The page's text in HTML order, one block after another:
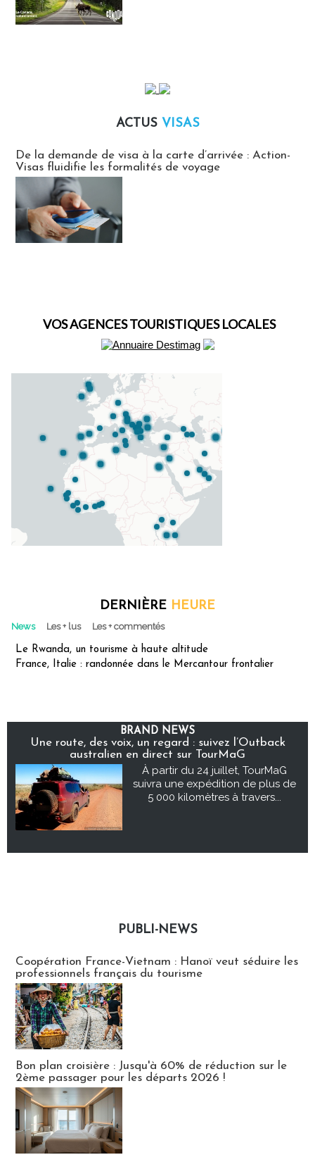
ACTUS VISAS
De la demande de visa à la carte d’arrivée : Action-
Visas fluidifie les formalités de voyage
VOS AGENCES TOURISTIQUES LOCALES
DERNIÈRE HEURE
News Les + lus Les + commentés
Le Rwanda, un tourisme à haute altitude
France, Italie : randonnée dans le Mercantour frontalier
BRAND NEWS
Une route, des voix, un regard : suivez l’Outback
australien en direct sur TourMaG
À partir du 24 juillet, TourMaG
suivra une expédition de plus de
5 000 kilomètres à travers...
PUBLI-NEWS
Coopération France-Vietnam : Hanoï veut séduire les
professionnels français du tourisme
Bon plan croisière : Jusqu'à 60% de réduction sur le
2ème passager pour les départs 2026 !